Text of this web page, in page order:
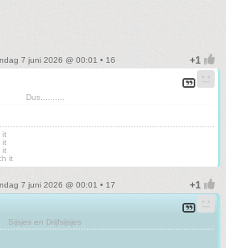
7 juni 2026 @ 00:01 • 16
Dus..........
it
it
it
it
7 juni 2026 @ 00:01 • 17
Sijsjes en Drijfsijsjes